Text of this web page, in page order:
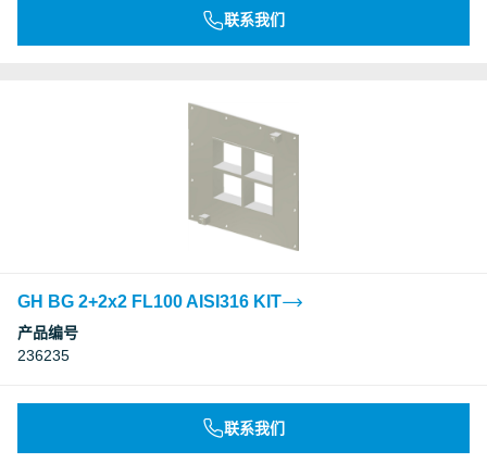
联系我们
GH BG 2+2x2 FL100 AISI316 KIT
产品编号
236235
联系我们